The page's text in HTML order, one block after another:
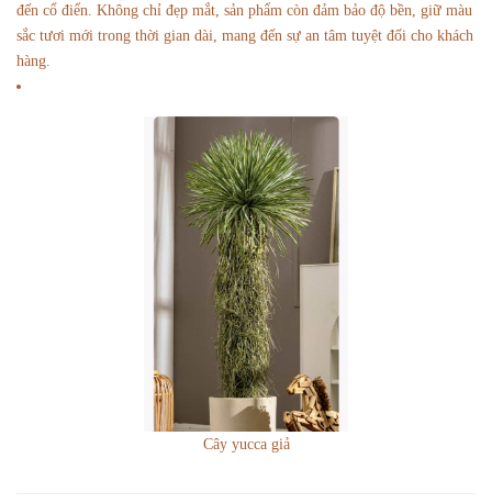
đến cổ điển. Không chỉ đẹp mắt, sản phẩm còn đảm bảo độ bền, giữ màu
sắc tươi mới trong thời gian dài, mang đến sự an tâm tuyệt đối cho khách
hàng.
Cây yucca giả